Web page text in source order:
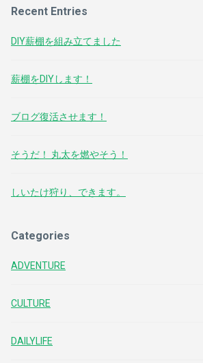
Recent Entries
DIY薪棚を組み立てました
薪棚をDIYします！
ブログ復活させます！
そうだ！ 丸太を燃やそう！
しいたけ狩り、できます。
Categories
ADVENTURE
CULTURE
DAILYLIFE